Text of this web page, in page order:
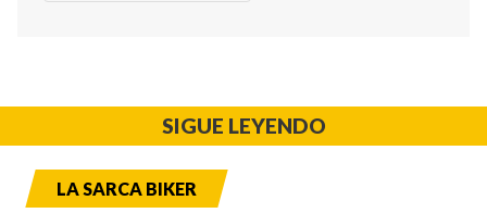
SIGUE LEYENDO
LA SARCA BIKER